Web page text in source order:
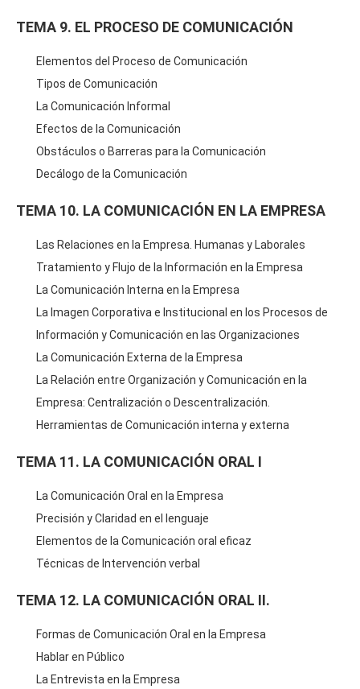
TEMA 9. EL PROCESO DE COMUNICACIÓN
Elementos del Proceso de Comunicación
Tipos de Comunicación
La Comunicación Informal
Efectos de la Comunicación
Obstáculos o Barreras para la Comunicación
Decálogo de la Comunicación
TEMA 10. LA COMUNICACIÓN EN LA EMPRESA
Las Relaciones en la Empresa. Humanas y Laborales
Tratamiento y Flujo de la Información en la Empresa
La Comunicación Interna en la Empresa
La Imagen Corporativa e Institucional en los Procesos de
Información y Comunicación en las Organizaciones
La Comunicación Externa de la Empresa
La Relación entre Organización y Comunicación en la
Empresa: Centralización o Descentralización.
Herramientas de Comunicación interna y externa
TEMA 11. LA COMUNICACIÓN ORAL I
La Comunicación Oral en la Empresa
Precisión y Claridad en el lenguaje
Elementos de la Comunicación oral eficaz
Técnicas de Intervención verbal
TEMA 12. LA COMUNICACIÓN ORAL II.
Formas de Comunicación Oral en la Empresa
Hablar en Público
La Entrevista en la Empresa